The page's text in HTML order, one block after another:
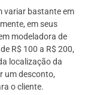
variar bastante em
em seus
modeladora de
R$ 100 a R$ 200,
localização da
um desconto,
o cliente.